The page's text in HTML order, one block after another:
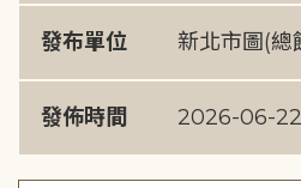
發布單位 新北市圖(總
發佈時間 2026-06-22